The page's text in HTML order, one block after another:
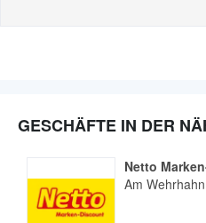
GESCHÄFTE IN DER
Netto
Am